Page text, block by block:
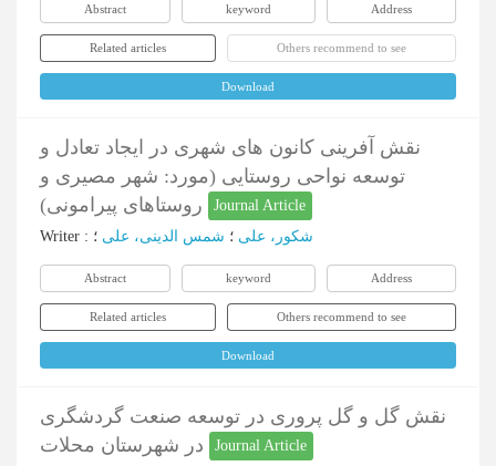
Abstract keyword Address
Related articles Others recommend to see
Download
نقش آفرینی کانون های شهری در ایجاد تعادل و
توسعه نواحی روستایی (مورد: شهر مصیری و
Journal Article
Writer : شکور، علی ؛ شمس الدینی، علی ؛
Abstract keyword Address
Related articles Others recommend to see
Download
نقش گل و گل پروری در توسعه صنعت گردشگری
Journal Article